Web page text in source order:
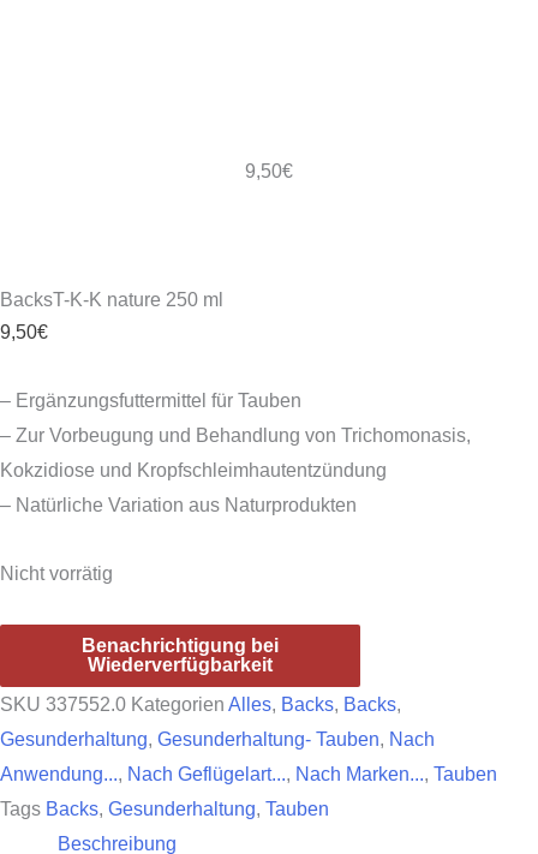
9,50€
BacksT-K-K nature 250 ml
9,50€
– Ergänzungsfuttermittel für Tauben
– Zur Vorbeugung und Behandlung von Trichomonasis,
Kokzidiose und Kropfschleimhautentzündung
– Natürliche Variation aus Naturprodukten
Nicht vorrätig
Benachrichtigung bei
Wiederverfügbarkeit
SKU 337552.0 Kategorien Alles, Backs, Backs,
Gesunderhaltung, Gesunderhaltung- Tauben, Nach
Anwendung..., Nach Geflügelart..., Nach Marken..., Tauben
Tags Backs, Gesunderhaltung, Tauben
Beschreibung